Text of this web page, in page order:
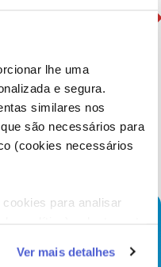
lhe uma
e segura.
similares nos
são necessários para
(cookies necessários
para analisar
e
Ver mais detalhes